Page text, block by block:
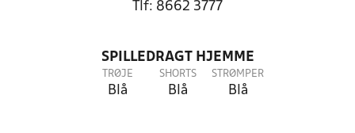
Tlf: 8662 3777
SPILLEDRAGT HJEMME
TRØJE
Blå
SHORTS
Blå
STRØMPER
Blå